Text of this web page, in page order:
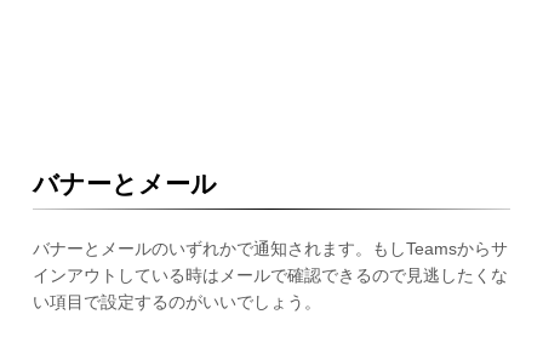
バナーとメール
バナーとメールのいずれかで通知されます。もしTeamsからサ
インアウトしている時はメールで確認できるので見逃したくな
い項目で設定するのがいいでしょう。